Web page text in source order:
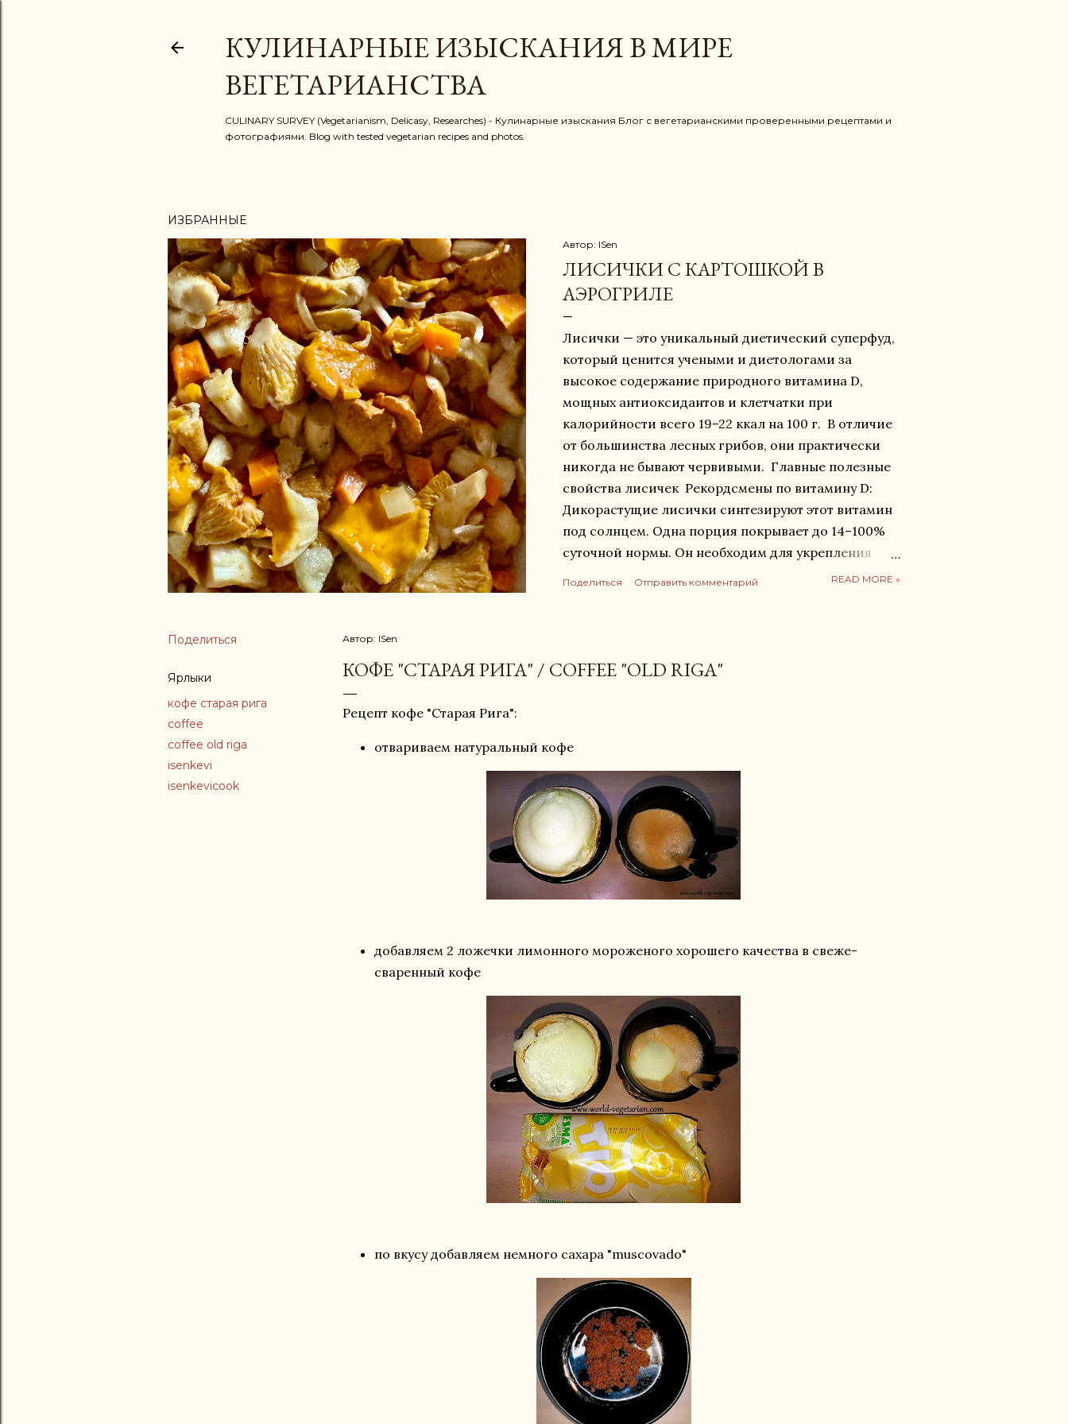
КУЛИНАРНЫЕ ИЗЫСКАНИЯ В МИРЕ
ВЕГЕТАРИАНСТВА
CULINARY SURVEY (Vegetarianism, Delicasy, Researches) - Кулинарные изыскания Блог с вегетарианскими проверенными рецептами и
фотографиями. Blog with tested vegetarian recipes and photos.
ИЗБРАННЫЕ
Автор: ISen
ЛИСИЧКИ С КАРТОШКОЙ В
АЭРОГРИЛЕ
Лисички — это уникальный диетический суперфуд,
который ценится учеными и диетологами за
высокое содержание природного витамина D,
мощных антиоксидантов и клетчатки при
калорийности всего 19–22 ккал на 100 г. В отличие
от большинства лесных грибов, они практически
никогда не бывают червивыми. Главные полезные
свойства лисичек Рекордсмены по витамину D:
Дикорастущие лисички синтезируют этот витамин
под солнцем. Одна порция покрывает до 14–100%
суточной нормы. Он необходим для укрепления
костей, зубов и усвоения кальция. Укрепление
сумеречное зрение, защищает сетчатку и
предотвращает синдром сухого глаза. Поддержка
защитные клетки организма и служат пребиотиком
— питанием для полезной микрофлоры кишечника.
Защита нервной системы: Лисички содержат много
...
Поделиться Отправить комментарий READ MORE »
Поделиться
Ярлыки
кофе старая рига
coffee
coffee old riga
isenkevi
isenkevicook
Автор: ISen
КОФЕ "СТАРАЯ РИГА" / COFFEE "OLD RIGA"
Рецепт кофе "Старая Рига":
отвариваем натуральный кофе
добавляем 2 ложечки лимонного мороженого хорошего качества в свеже-
сваренный кофе
по вкусу добавляем немного сахара "muscovado"